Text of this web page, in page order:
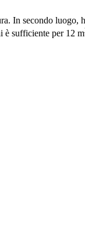
In secondo
è sufficiente per 12 m